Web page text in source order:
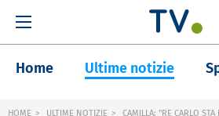
Home Ultime notizie
HOME ULTIME NOTIZIE
CAMILLA: "RE CARLO